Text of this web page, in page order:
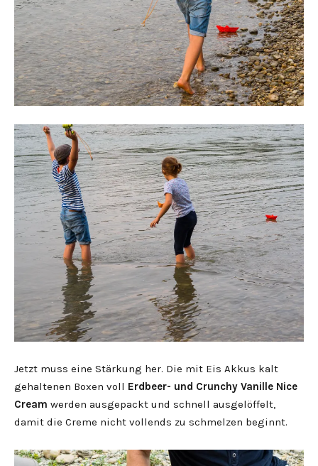
Jetzt muss eine Stärkung her. Die mit Eis Akkus kalt
gehaltenen Boxen voll Erdbeer- und Crunchy Vanille Nice
Cream werden ausgepackt und schnell ausgelöffelt,
damit die Creme nicht vollends zu schmelzen beginnt.